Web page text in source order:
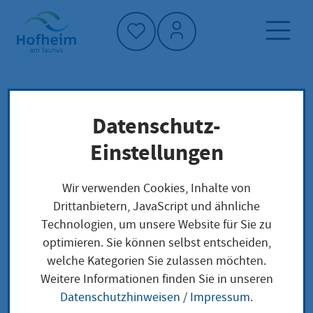
Startseite"
Neuigkeiten und Ausschreibungen
Ausländerbeirat
Ausländerbeirat
Montag, 13.
| ab
|Rathausanbau, Raum
Datenschutz-
Einstellungen
Wir verwenden Cookies, Inhalte von
Drittanbietern, JavaScript und ähnliche
Technologien, um unsere Website für Sie zu
optimieren. Sie können selbst entscheiden,
welche Kategorien Sie zulassen möchten.
Weitere Informationen finden Sie in unseren
Datenschutzhinweisen / Impressum.